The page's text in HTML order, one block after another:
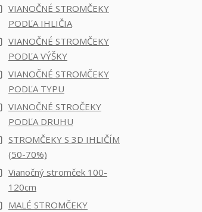
VIANOČNÉ STROMČEKY
PODĽA IHLIČIA
VIANOČNÉ STROMČEKY
PODĽA VÝŠKY
VIANOČNÉ STROMČEKY
PODĽA TYPU
VIANOČNÉ STROČEKY
PODĽA DRUHU
STROMČEKY S 3D IHLIČÍM
(50-70%)
Vianočný stromček 100-
120cm
MALÉ STROMČEKY